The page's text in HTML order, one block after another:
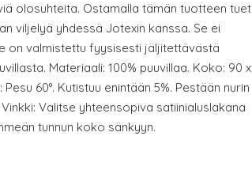
olosuhteita. Ostamalla tämän tuotteen tuet
viljelyä yhdessä Jotexin kanssa. Se ei
on valmistettu fyysisesti jäljitettävästä
Materiaali: 100% puuvillaa. Koko: 90 x
60°. Kutistuu enintään 5%. Pestään nurin
Valitse yhteensopiva satiinialuslakana
tunnun koko sänkyyn.